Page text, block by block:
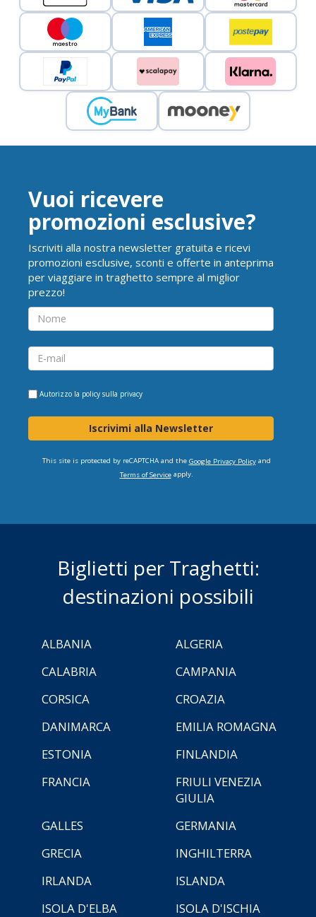
Vuoi ricevere
promozioni esclusive?
Iscriviti alla nostra newsletter gratuita e ricevi
promozioni esclusive, sconti e offerte in anteprima
per viaggiare in traghetto sempre al miglior
prezzo!
Autorizzo la policy sulla privacy
Iscrivimi alla Newsletter
This site is protected by reCAPTCHA and the Google Privacy Policyand
Terms of Serviceapply.
Biglietti per Traghetti:
destinazioni possibili
ALBANIA
ALGERIA
CALABRIA
CAMPANIA
CORSICA
CROAZIA
DANIMARCA
EMILIA ROMAGNA
ESTONIA
FINLANDIA
FRANCIA
FRIULI VENEZIA
GIULIA
GALLES
GERMANIA
GRECIA
INGHILTERRA
IRLANDA
ISLANDA
ISOLA D'ELBA
ISOLA D'ISCHIA